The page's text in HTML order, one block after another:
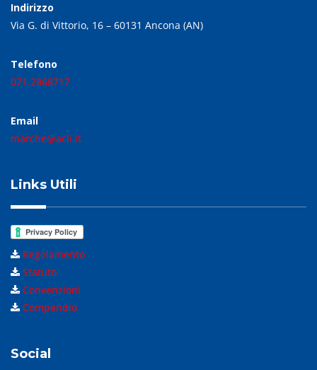
Indirizzo
Via G. di Vittorio, 16 – 60131 Ancona (AN)
Telefono
071.2868717
Email
marche@acli.it
Links Utili
Regolamento
Statuto
Convenzioni
Compendio
Social